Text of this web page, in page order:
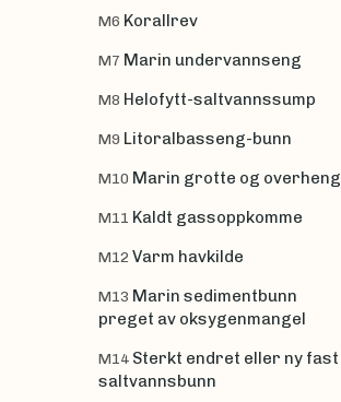
M6 Korallrev
M7 Marin undervannseng
M8 Helofytt-saltvannssump
M9 Litoralbasseng-bunn
M10 Marin grotte og overheng
M11 Kaldt gassoppkomme
M12 Varm havkilde
M13 Marin sedimentbunn
preget av oksygenmangel
M14 Sterkt endret eller ny fast
saltvannsbunn